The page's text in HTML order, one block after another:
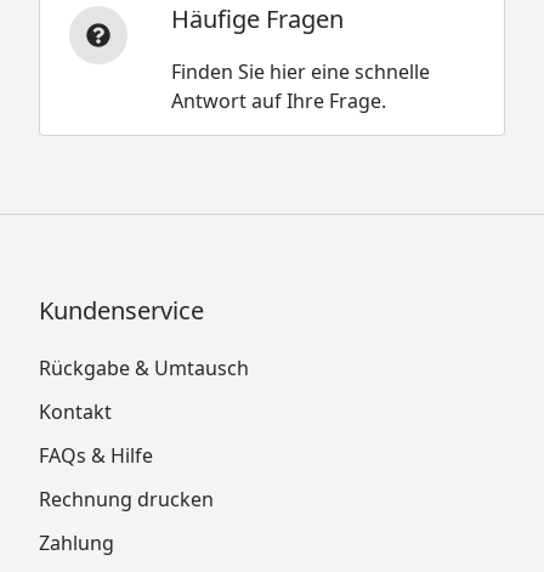
Häufige Fragen
Finden Sie hier eine schnelle
Antwort auf Ihre Frage.
Kundenservice
Rückgabe & Umtausch
Kontakt
FAQs & Hilfe
Rechnung drucken
Zahlung